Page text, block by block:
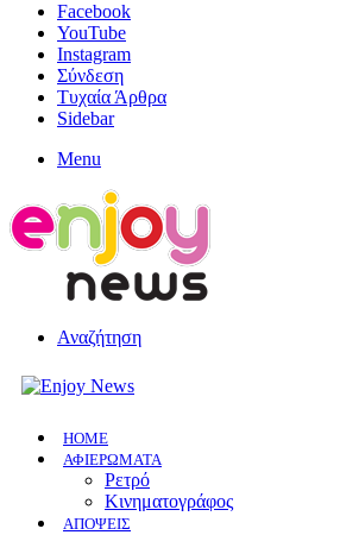
Facebook
YouTube
Instagram
Σύνδεση
Τυχαία Άρθρα
Sidebar
Menu
Αναζήτηση
HOME
ΑΦΙΕΡΩΜΑΤΑ
Ρετρό
Κινηματογράφος
ΑΠΟΨΕΙΣ